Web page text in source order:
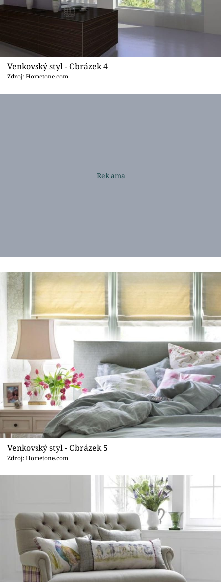
Venkovský styl - Obrázek 4
Zdroj: Hometone.com
Venkovský styl - Obrázek 5
Zdroj: Hometone.com